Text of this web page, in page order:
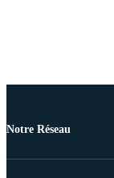
Notre Réseau